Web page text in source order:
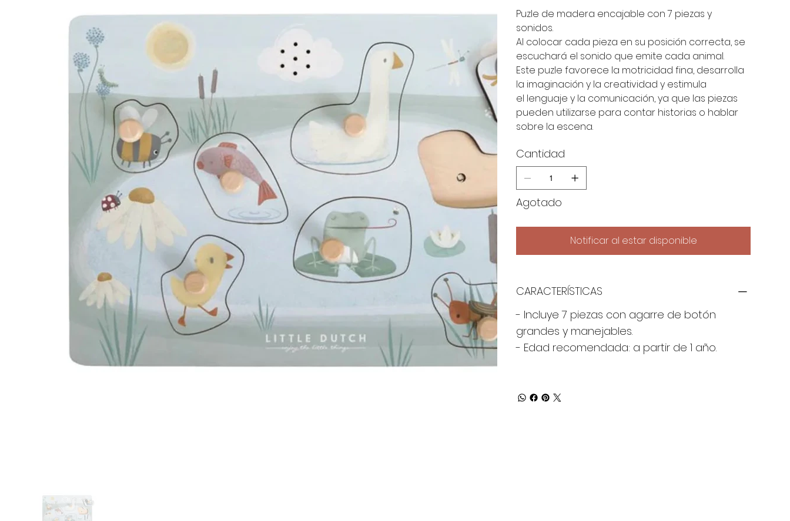
Puzle de madera encajable con 7 piezas y
sonidos.
Al colocar cada pieza en su posición correcta, se
escuchará el sonido que emite cada animal.
Este puzle favorece la motricidad fina, desarrolla
la imaginación y la creatividad y estimula
el lenguaje y la comunicación, ya que las piezas
pueden utilizarse para contar historias o hablar
sobre la escena.
Cantidad
Agotado
Notificar al estar disponible
CARACTERÍSTICAS
- Incluye 7 piezas con agarre de botón
grandes y manejables.
- Edad recomendada: a partir de 1 año.